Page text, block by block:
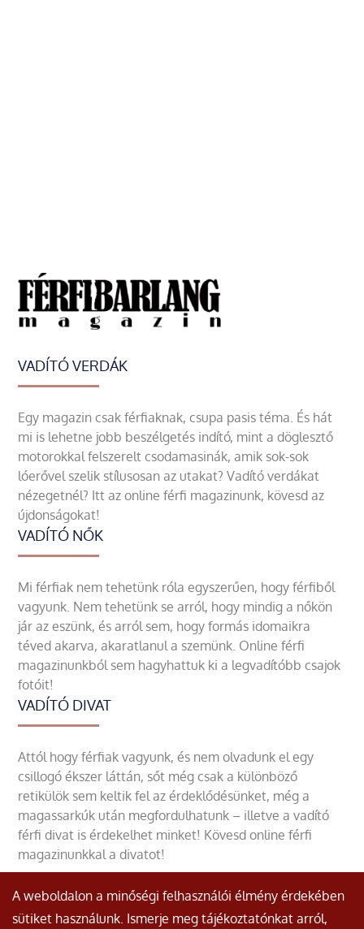
VADÍTÓ VERDÁK
Egy magazin csak férfiaknak, csupa pasis téma. És hát
mi is lehetne jobb beszélgetés indító, mint a döglesztő
motorokkal felszerelt csodamasinák, amik sok-sok
lóerővel szelik stílusosan az utakat? Vadító verdákat
nézegetnél? Itt az online férfi magazinunk, kövesd az
újdonságokat!
VADÍTÓ NŐK
Mi férfiak nem tehetünk róla egyszerűen, hogy férfiből
vagyunk. Nem tehetünk se arról, hogy mindig a nőkön
jár az eszünk, és arról sem, hogy formás idomaikra
téved akarva, akaratlanul a szemünk. Online férfi
magazinunkból sem hagyhattuk ki a legvadítóbb csajok
fotóit!
VADÍTÓ DIVAT
Attól hogy férfiak vagyunk, és nem olvadunk el egy
csillogó ékszer láttán, sőt még csak a különböző
retikülök sem keltik fel az érdeklődésünket, még a
magassarkúk után megfordulhatunk – illetve a vadító
férfi divat is érdekelhet minket! Kövesd online férfi
magazinunkkal a divatot!
A weboldalon a minőségi felhasználói élmény érdekében
sütiket használunk. Ismerje meg tájékoztatónkat arról,